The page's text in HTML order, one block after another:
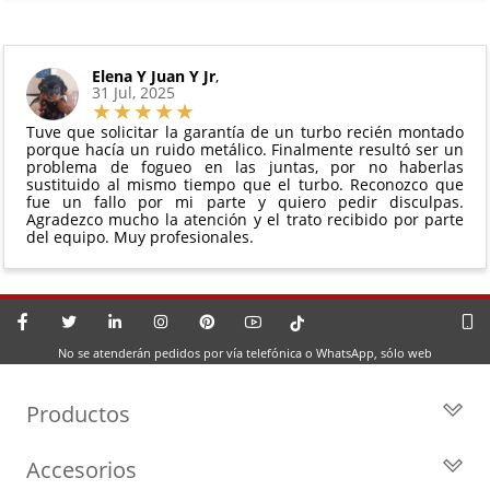
Elena Y Juan Y Jr,
31 Jul, 2025
Tuve que solicitar la garantía de un turbo recién montado
porque hacía un ruido metálico. Finalmente resultó ser un
problema de fogueo en las juntas, por no haberlas
sustituido al mismo tiempo que el turbo. Reconozco que
fue un fallo por mi parte y quiero pedir disculpas.
Agradezco mucho la atención y el trato recibido por parte
del equipo. Muy profesionales.
No se atenderán pedidos por vía telefónica o WhatsApp, sólo web
Productos
Turbos por Marca
Accesorios